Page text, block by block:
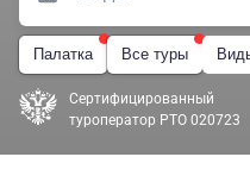
Палатка Все туры
Сертифицированный
туроператор РТО 020723